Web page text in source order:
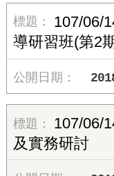
107/06/
導研習班(第2
107/06/
及實務研討